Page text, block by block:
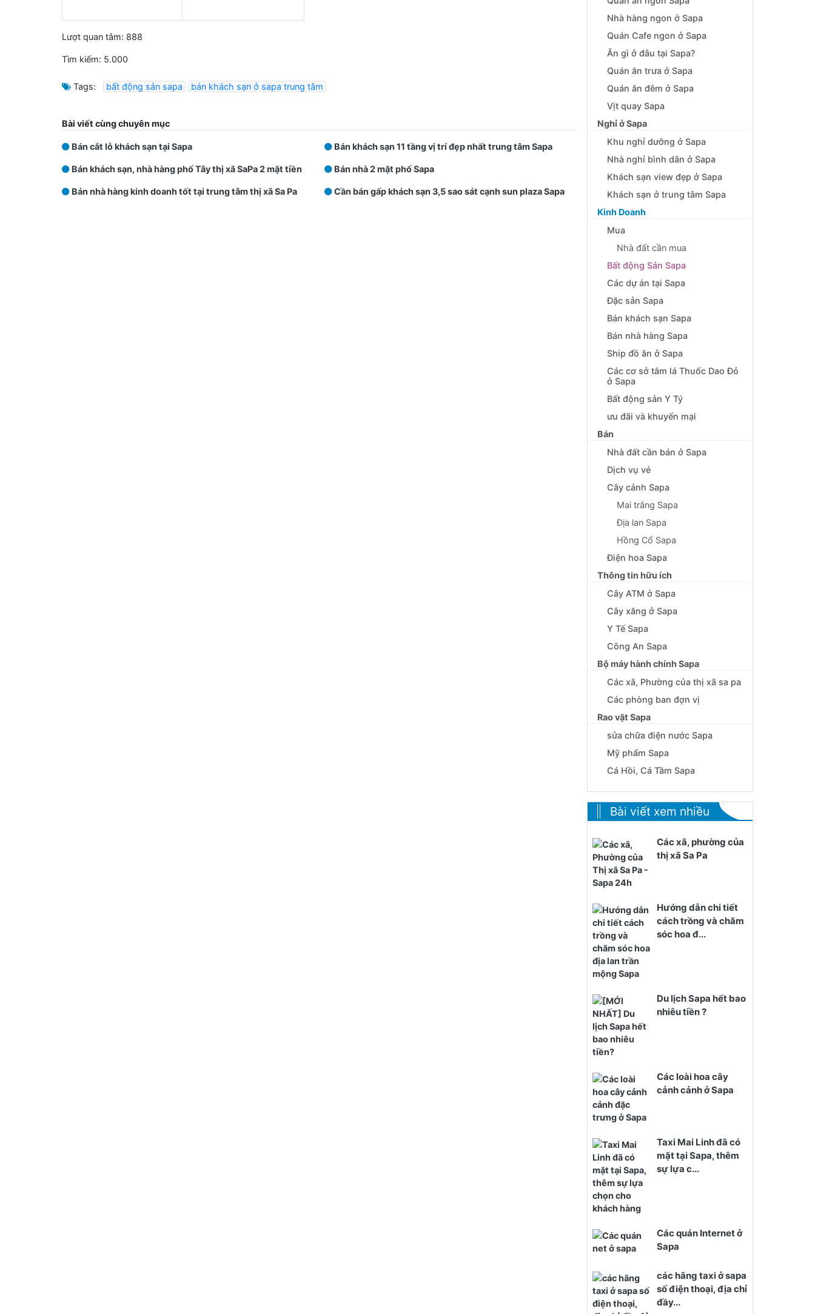
Lượt quan tâm: 888
Tìm kiếm: 5.000
Tags: bất động sản sapa bán khách sạn ở sapa trung tâm
Bài viết cùng chuyên mục
Bán cắt lỗ khách sạn tại Sapa Bán khách sạn 11 tầng vị trí đẹp nhất trung tâm Sapa
Bán khách sạn, nhà hàng phố Tây thị xã SaPa 2 mặt tiền Bán nhà 2 mặt phố Sapa
Bán nhà hàng kinh doanh tốt tại trung tâm thị xã Sa Pa Cần bán gấp khách sạn 3,5 sao sát cạnh sun plaza Sapa
Nhà hàng ngon ở Sapa
Quán Cafe ngon ở Sapa
Ăn gì ở đâu tại Sapa?
Quán ăn trưa ở Sapa
Quán ăn đêm ở Sapa
Vịt quay Sapa
Nghỉ ở Sapa
Khu nghỉ dưỡng ở Sapa
Nhà nghỉ bình dân ở Sapa
Khách sạn view đẹp ở Sapa
Khách sạn ở trung tâm Sapa
Kinh Doanh
Mua
Nhà đất cần mua
Bất động Sản Sapa
Các dự án tại Sapa
Đặc sản Sapa
Bán khách sạn Sapa
Bán nhà hàng Sapa
Ship đồ ăn ở Sapa
Các cơ sở tắm lá Thuốc Dao Đỏ
ở Sapa
Bất động sản Y Tý
ưu đãi và khuyến mại
Bán
Nhà đất cần bán ở Sapa
Dịch vụ vé
Cây cảnh Sapa
Mai trắng Sapa
Địa lan Sapa
Hồng Cổ Sapa
Điện hoa Sapa
Thông tin hữu ích
Cây ATM ở Sapa
Cây xăng ở Sapa
Y Tế Sapa
Công An Sapa
Bộ máy hành chính Sapa
Các xã, Phường của thị xã sa pa
Các phòng ban đợn vị
Rao vặt Sapa
sửa chữa điện nước Sapa
Mỹ phẩm Sapa
Cá Hồi, Cá Tầm Sapa
Bài viết xem nhiều
Các xã, phường của
thị xã Sa Pa
Hướng dẫn chi tiết
cách trồng và chăm
sóc hoa đ...
Du lịch Sapa hết bao
nhiêu tiền ?
Các loài hoa cây
cảnh cảnh ở Sapa
Taxi Mai Linh đã có
mặt tại Sapa, thêm
sự lựa c...
Các quán Internet ở
Sapa
các hãng taxi ở sapa
số điện thoại, địa chỉ
đầy...